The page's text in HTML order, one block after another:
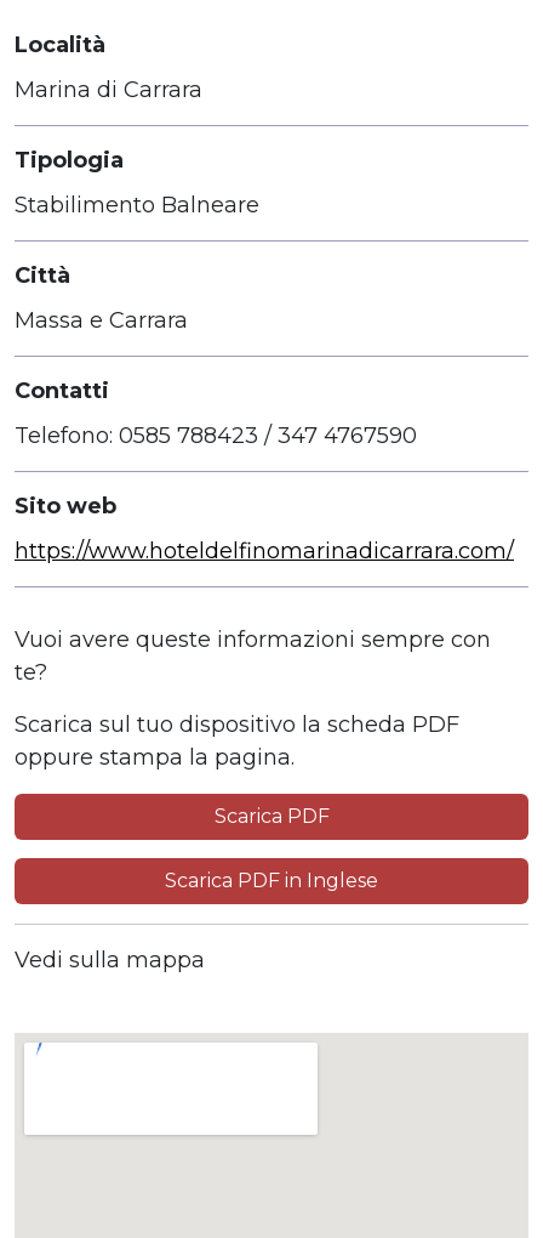
Località
Marina di Carrara
Tipologia
Stabilimento Balneare
Città
Massa e Carrara
Contatti
Telefono: 0585 788423 / 347 4767590
Sito web
https://www.hoteldelfinomarinadicarrara.com/
Vuoi avere queste informazioni sempre con
te?
Scarica sul tuo dispositivo la scheda PDF
oppure stampa la pagina.
Scarica PDF
Scarica PDF in Inglese
Vedi sulla mappa